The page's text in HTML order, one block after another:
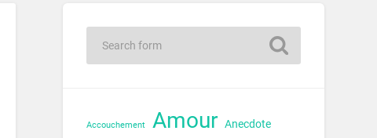
Accouchement Amour Anecdote